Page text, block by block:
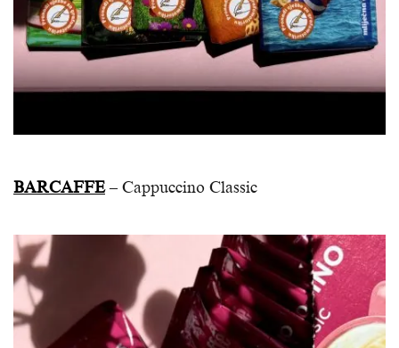
BARCAFFE– Cappuccino Classic